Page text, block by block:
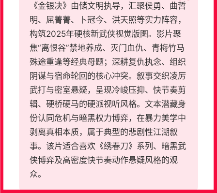
《金银决》由储文明执导，汇聚侯勇、曲哲
明、屈菁菁、卜冠今、洪天照等实力阵容，
构筑2025年硬核新武侠视觉版图。影片聚
焦“离恨谷”禁地养成、灭门血仇、青梅竹马
殊途重逢等经典母题；深耕复仇执念、组织
阴谋与宿命轮回的核心冲突。叙事交织凌厉
武打与密室悬疑，呈现冷峻压抑、快节奏剪
辑、硬桥硬马的硬派视听风格。文本潜藏身
份认同危机与暗黑权力博弈，在暴力美学中
剥离真相本质，属于典型的悲剧性江湖叙
事。该片适合喜欢《绣春刀》系列、暗黑武
侠博弈及高密度快节奏动作悬疑风格的观
众。